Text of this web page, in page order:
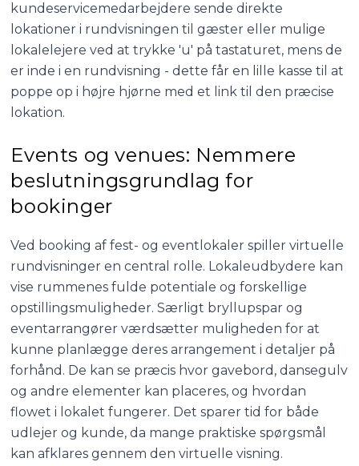
kundeservicemedarbejdere sende direkte
lokationer i rundvisningen til gæster eller mulige
lokalelejere ved at trykke 'u' på tastaturet, mens de
er inde i en rundvisning - dette får en lille kasse til at
poppe op i højre hjørne med et link til den præcise
lokation.
Events og venues: Nemmere
beslutningsgrundlag for
bookinger
Ved booking af fest- og eventlokaler spiller virtuelle
rundvisninger en central rolle. Lokaleudbydere kan
vise rummenes fulde potentiale og forskellige
opstillingsmuligheder. Særligt bryllupspar og
eventarrangører værdsætter muligheden for at
kunne planlægge deres arrangement i detaljer på
forhånd. De kan se præcis hvor gavebord, dansegulv
og andre elementer kan placeres, og hvordan
flowet i lokalet fungerer. Det sparer tid for både
udlejer og kunde, da mange praktiske spørgsmål
kan afklares gennem den virtuelle visning.